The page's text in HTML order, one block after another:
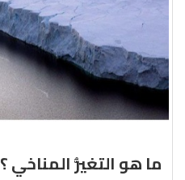
ما هو التغيُّر المناخي ؟